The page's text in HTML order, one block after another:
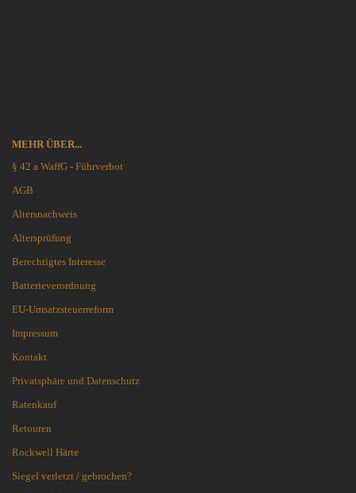
MEHR ÜBER...
§ 42 a WaffG - Führverbot
AGB
Altersnachweis
Altersprüfung
Berechtigtes Interesse
Batterieverordnung
EU-Umsatzsteuerreform
Impressum
Kontakt
Privatsphäre und Datenschutz
Ratenkauf
Retouren
Rockwell Härte
Siegel verletzt / gebrochen?